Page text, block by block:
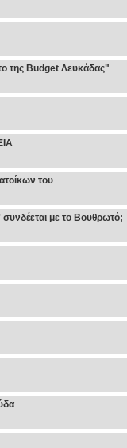
της Budget Λευκάδας"
του
με το Βουθρωτό;